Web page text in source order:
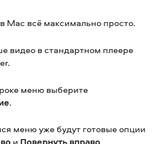
Mac всё максимально просто.
видео в стандартном плеере
меню выберите
.
меню уже будут готовые опции